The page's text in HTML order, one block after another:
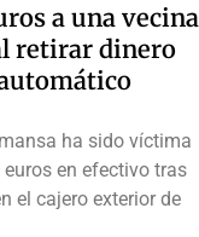
a una vecina
retirar dinero
ha sido víctima
en efectivo tras
el cajero exterior de